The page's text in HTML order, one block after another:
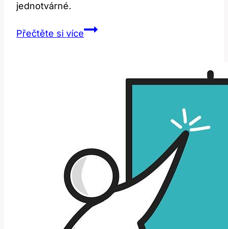
jednotvárné.
Přečtěte si víceBorer: